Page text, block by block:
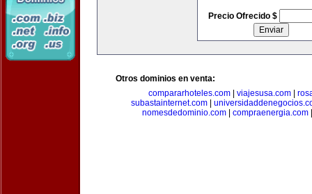
Precio Ofrecido $
Otros dominios en venta:
compararhoteles.com| viajesusa.com|
subastainternet.com|
nomesdedominio.com| compraenergia.com